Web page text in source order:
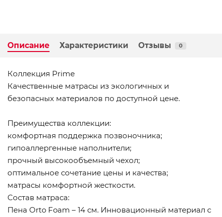
Описание Характеристики Отзывы 0
Коллекция Prime
Качественные матрасы из экологичных и
безопасных материалов по доступной цене.
Преимущества коллекции:
комфортная поддержка позвоночника;
гипоаллергенные наполнители;
прочный высокообъемный чехол;
оптимальное сочетание цены и качества;
матрасы комфортной жесткости.
Состав матраса:
Пена Orto Foam – 14 см. Инновационный материал с